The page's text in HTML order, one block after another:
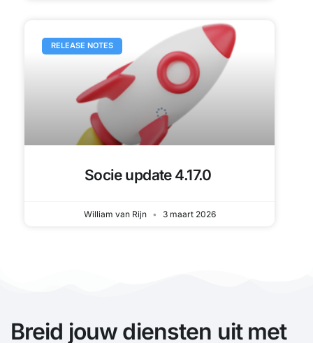
RELEASE NOTES
Socie update 4.17.0
William van Rijn 3 maart 2026
Breid jouw diensten uit met